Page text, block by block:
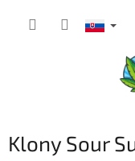
Klony Sour